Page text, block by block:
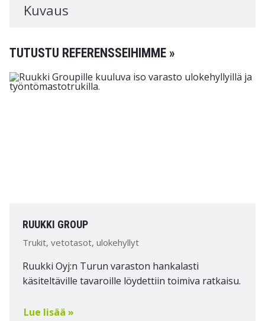
Kuvaus
TUTUSTU REFERENSSEIHIMME »
RUUKKI GROUP
Trukit, vetotasot, ulokehyllyt
Ruukki Oyj:n Turun varaston hankalasti
käsiteltäville tavaroille löydettiin toimiva ratkaisu.
Lue lisää »